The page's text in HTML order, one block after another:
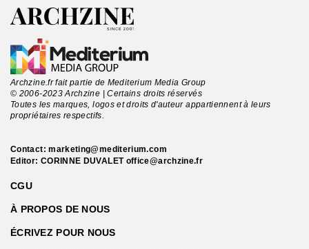
Archzine.fr fait partie de Mediterium Media Group
© 2006-2023 Archzine | Certains droits réservés
Toutes les marques, logos et droits d'auteur appartiennent à leurs
propriétaires respectifs.
Contact:marketing@mediterium.com
Editor: CORINNE DUVALET office@archzine.fr
CGU
À PROPOS DE NOUS
ÉCRIVEZ POUR NOUS